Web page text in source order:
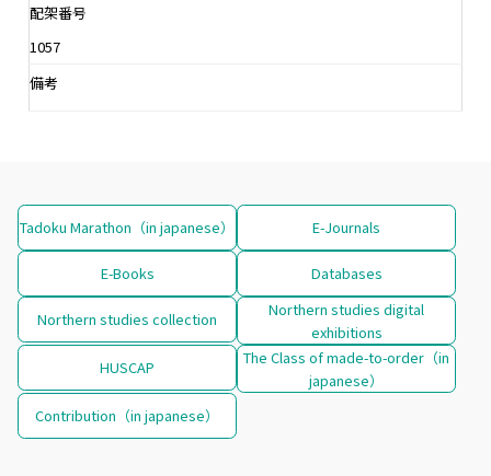
配架番号
1057
備考
Tadoku Marathon（in japanese） E-Journals
E-Books Databases
Northern studies collection
Northern studies digital
exhibitions
HUSCAP
The Class of made-to-order（in
japanese）
Contribution（in japanese）